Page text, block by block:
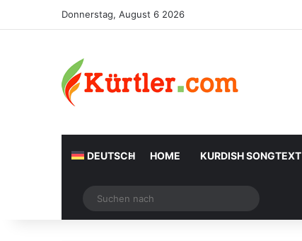
Donnerstag, August 6 2026
DEUTSCH HOME KURDISH SONGTEXT
Zufälliger Artikel
nach